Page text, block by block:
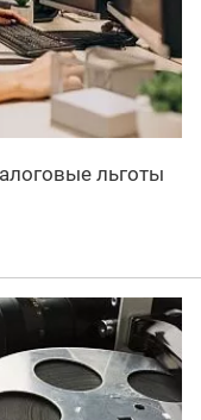
льготы